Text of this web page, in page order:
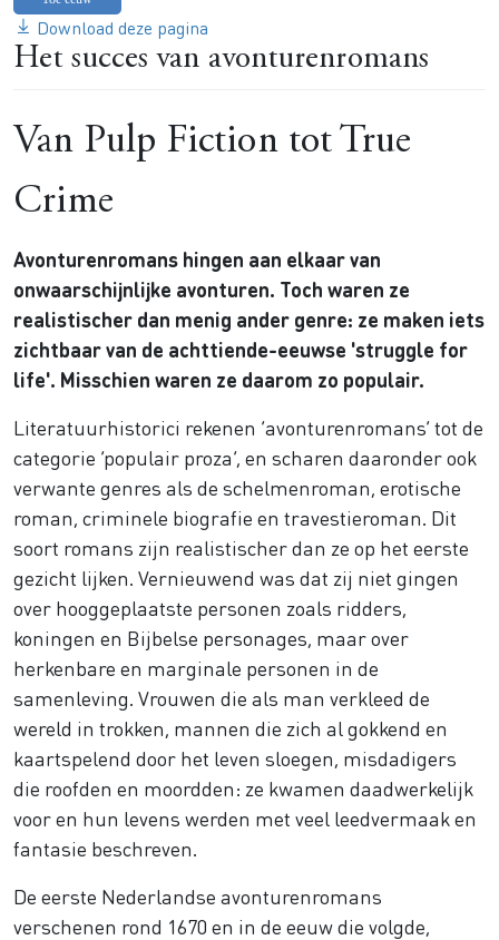
Download deze pagina
Het succes van avonturenromans
Van Pulp Fiction tot True
Crime
Avonturenromans hingen aan elkaar van
onwaarschijnlijke avonturen. Toch waren ze
realistischer dan menig ander genre: ze maken iets
zichtbaar van de achttiende-eeuwse 'struggle for
life'. Misschien waren ze daarom zo populair.
Literatuurhistorici rekenen ‘avonturenromans’ tot de
categorie ‘populair proza’, en scharen daaronder ook
verwante genres als de schelmenroman, erotische
roman, criminele biografie en travestieroman. Dit
soort romans zijn realistischer dan ze op het eerste
gezicht lijken. Vernieuwend was dat zij niet gingen
over hooggeplaatste personen zoals ridders,
koningen en Bijbelse personages, maar over
herkenbare en marginale personen in de
samenleving. Vrouwen die als man verkleed de
wereld in trokken, mannen die zich al gokkend en
kaartspelend door het leven sloegen, misdadigers
die roofden en moordden: ze kwamen daadwerkelijk
voor en hun levens werden met veel leedvermaak en
fantasie beschreven.
De eerste Nederlandse avonturenromans
verschenen rond 1670 en in de eeuw die volgde,